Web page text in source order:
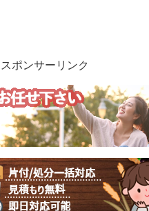
スポンサーリンク